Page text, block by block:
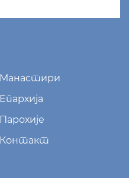
Манастири
Епархија
Парохије
Контакт